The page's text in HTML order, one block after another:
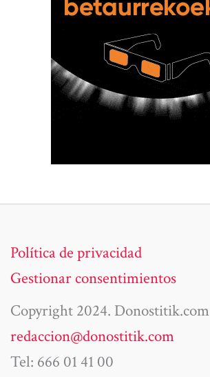
Política de privacidad
Gestionar consentimientos
Copyright 2024. Donostitik.com
redaccion@donostitik.com
Tel: 666 01 41 00